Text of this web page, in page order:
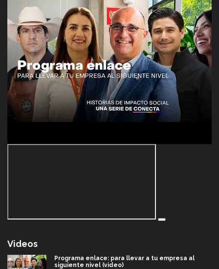
Videos
Programa enlace: para llevar a tu empresa al
siguiente nivel (video)